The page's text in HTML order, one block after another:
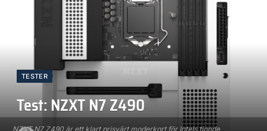
NZXT N7 Z490 är ett klart prisvärt moderkort för Intels tionde
TESTER
Test: NZXT N7 Z490